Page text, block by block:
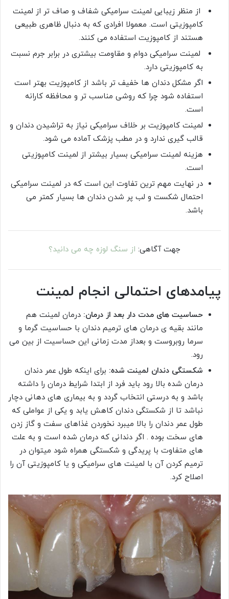
از منظر زیبایی لمینت سرامیکی شفاف و صاف تر از لمینت
کامپوزیتی است. معمولا افرادی که به دنبال ظاهری طبیعی
هستند از کامپوزیت استفاده می کنند.
لمینت سرامیکی دوام و مقاومت بیشتری در برابر جرم نسبت
به کامپوزیتی دارد.
اگر مشکل دندان ها خفیف ‌تر باشد از کامپوزیت بهتر است
استفاده شود چرا که روشی مناسب تر و محافظه کارانه
است.
لمینت کامپوزیت بر خلاف سرامیکی نیاز به تراشیدن دندان و
قالب گیری ندارد و در مطب پزشک آماده می شود.
هزینه لمینت سرامیکی بسیار بیشتر از لمینت کامپوزیتی
است.
در نهایت مهم ترین تفاوت این است که در لمینت سرامیکی
احتمال شکست و لب پر شدن دندان ها بسیار کمتر می
باشد.
جهت آگاهی: از سنگ لوزه چه می دانید؟
پیامدهای احتمالی انجام لمینت
حساسیت های مدت دار بعد از درمان: درمان لمینت هم
مانند بقیه ی درمان های ترمیم دندان با حساسیت گرما و
سرما روبروست و بعداز مدت زمانی این حساسیت از بین می
رود.
شکستگی دندان لمینت شده: برای اینکه طول عمر دندان
درمان شده بالا رود باید فرد از ابتدا شرایط درمان را داشته
باشد و به درستی انتخاب گردد و به بیماری های دهانی دچار
نباشد تا از شکستگی دندان کاهش یابد و یکی از عواملی که
طول عمر دندان را بالا میبرد نخوردن غذاهای سفت و گاز زدن
های سخت بوده . اگر دندانی که درمان شده است و به علت
های متفاوت با پریدگی و شکستگی همراه شود میتوان در
ترمیم کردن آن با لمینت های سرامیکی و یا کامپوزیتی آن را
اصلاح کرد.